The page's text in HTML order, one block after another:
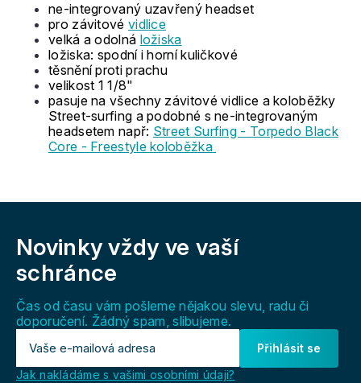
ne-integrovaný uzavřený headset
pro závitové vidlice
velká a odolná ložiska
ložiska: spodní i horní kuličkové
těsnění proti prachu
velikost 1 1/8"
pasuje na všechny závitové vidlice a koloběžky
Street-surfing a podobné s ne-integrovaným
headsetem např: Street Surfing - Torpedo Black
Core - Freestyle koloběžka
Novinky vždy ve vaší
schránce
Čas od času vám pošleme nějakou slevu, radu či
doporučení. Žádný spam, slibujeme.
Přihlásit se
Jak nakládáme s vašimi osobními údaji?